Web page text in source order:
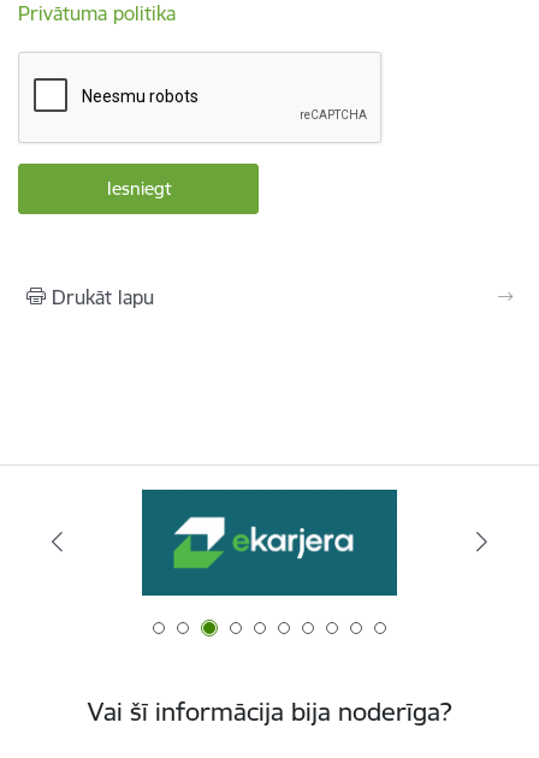
Privātuma politika
Drukāt lapu
Vai šī informācija bija noderīga?